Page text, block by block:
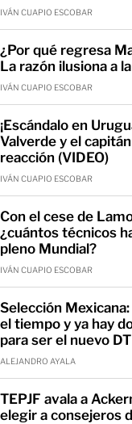
IVÁN CUAPIO ESCOBAR
¿Por qué regresa
La razón ilusiona a
IVÁN CUAPIO ESCOBAR
¡Escándalo en
Valverde y el
reacción (VIDEO)
IVÁN CUAPIO ESCOBAR
Con el cese de
¿cuántos técnicos
pleno Mundial?
IVÁN CUAPIO ESCOBAR
Selección
el tiempo y ya hay
para ser el nuevo DT
ALEJANDRO AYALA
TEPJF avala a
elegir a consejeros